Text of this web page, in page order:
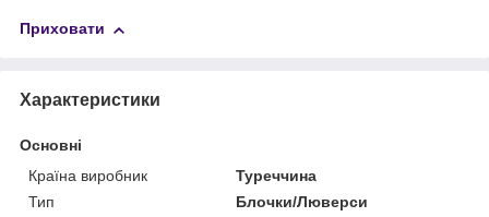
Приховати
Характеристики
Основні
Країна виробник
Туреччина
Тип
Блочки/Люверси